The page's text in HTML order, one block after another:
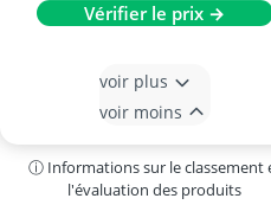
Vérifier le prix →
voir plus
voir moins
ⓘ Informations sur le classement
l'évaluation des produits